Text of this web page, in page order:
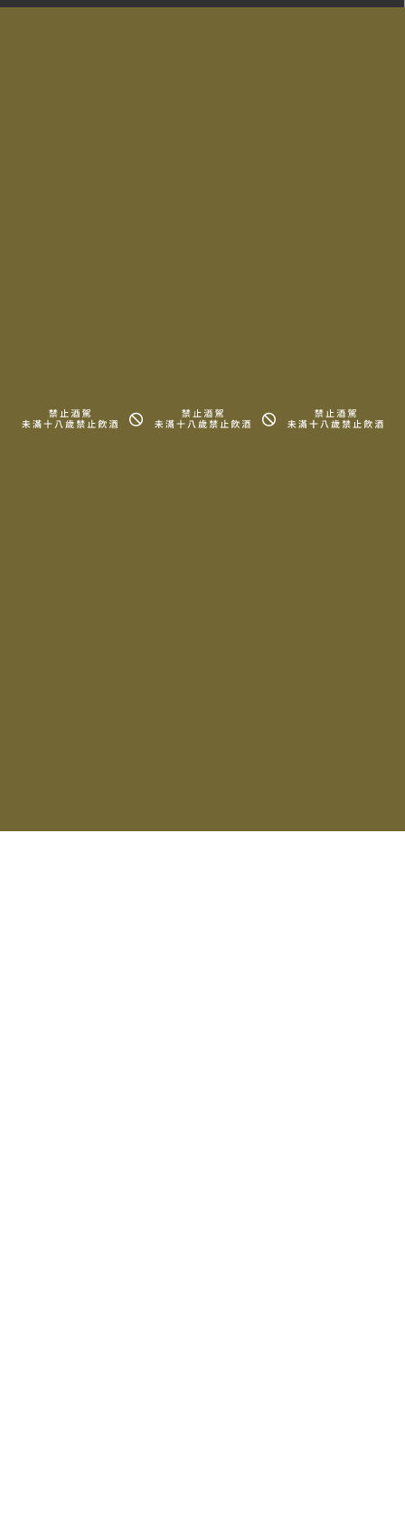
所有酒款 關於我們 詢問清單